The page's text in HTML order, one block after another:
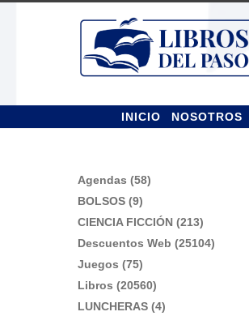
Ir
la
navegación
Ir
contenido
INICIO NOSOTROS
Agendas (58)
BOLSOS (9)
CIENCIA FICCIÓN (213)
Descuentos Web (25104)
Juegos (75)
Libros (20560)
LUNCHERAS (4)